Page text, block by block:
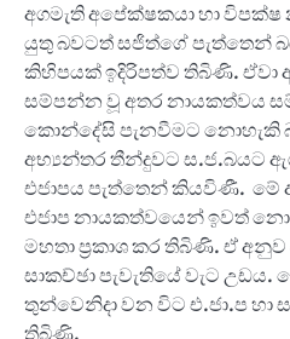
අගමැති අපේක්ෂකයා හා
යුතු බවටත් සජිත්ගේ පැත්තෙන්
කිහිපයක් ඉදිරිපත්ව තිබිණි. ඒවා
සම්පන්න වූ අතර නායකත්වය
කොන්දේසි පැනවීමට නොහැකි
අභ්‍යන්තර තීන්දුවට ස.ජ.බයට
එජාපය පැත්තෙන් කියවිණී.
එජාප නායකත්වයෙන් ඉවත්
මහතා ප්‍රකාශ කර තිබිණි. ඒ
සාකච්ඡා පැවැතියේ වැට
තුන්වෙනිදා වන විට එ.ජා.ප හා
තිබිණි.